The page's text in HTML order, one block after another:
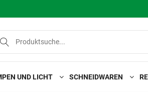
UND LICHT SCHNEIDWAREN